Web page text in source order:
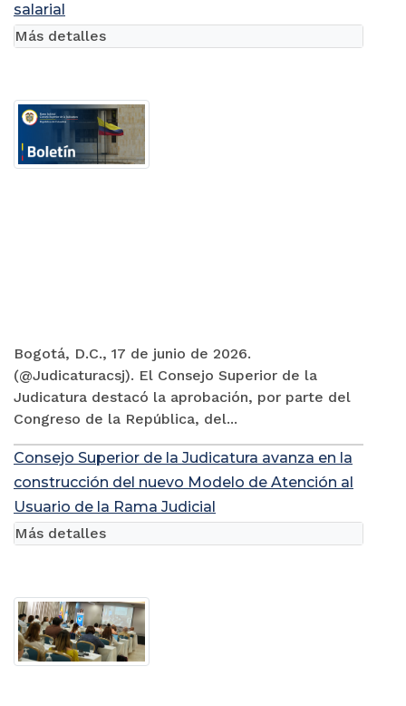
salarial
Bogotá, D.C., 17 de junio de 2026.
(@Judicaturacsj). El Consejo Superior de la
Judicatura destacó la aprobación, por parte del
Congreso de la República, del...
Más detalles
Consejo Superior de la Judicatura avanza en la
construcción del nuevo Modelo de Atención al
Usuario de la Rama Judicial
Más detalles